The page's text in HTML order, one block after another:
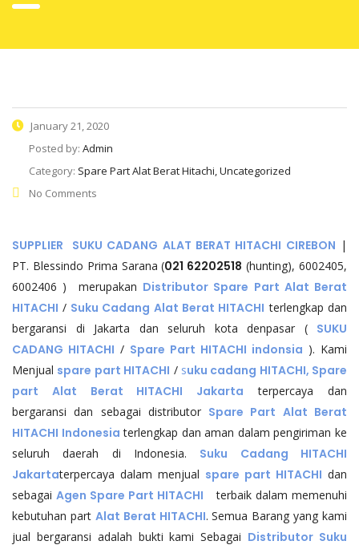
January 21, 2020
Posted by: Admin
Category: Spare Part Alat Berat Hitachi, Uncategorized
No Comments
SUPPLIER SUKU CADANG ALAT BERAT HITACHI CIREBON |
PT. Blessindo Prima Sarana (021 62202518 (hunting), 6002405,
6002406 ) merupakan Distributor Spare Part Alat Berat
HITACHI / Suku Cadang Alat Berat HITACHI terlengkap dan
bergaransi di Jakarta dan seluruh kota denpasar ( SUKU
CADANG HITACHI / Spare Part HITACHI indonsia ). Kami
Menjual spare part HITACHI / suku cadang HITACHI, Spare
part Alat Berat HITACHI Jakarta terpercaya dan
bergaransi dan sebagai distributor Spare Part Alat Berat
HITACHI Indonesia terlengkap dan aman dalam pengiriman ke
seluruh daerah di Indonesia. Suku Cadang HITACHI
Jakartaterpercaya dalam menjual spare part HITACHI dan
sebagaiAgen Spare Part HITACHI terbaik dalam memenuhi
kebutuhan part Alat Berat HITACHI. Semua Barang yang kami
jual bergaransi adalah bukti kami Sebagai Distributor Suku